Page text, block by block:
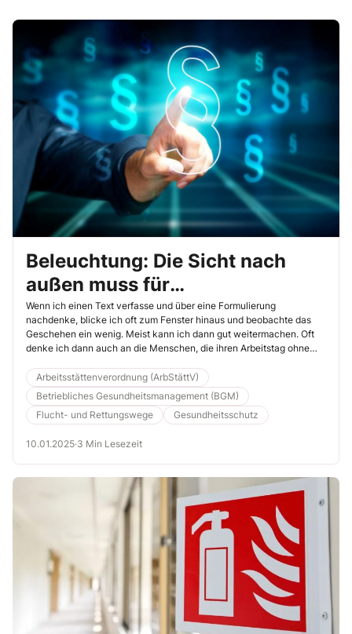
Beleuchtung: Die Sicht nach
außen muss für
Arbeitnehmende grundsätzlich
gegeben sein
Wenn ich einen Text verfasse und über eine Formulierung
nachdenke, blicke ich oft zum Fenster hinaus und beobachte das
Geschehen ein wenig. Meist kann ich dann gut weitermachen. Oft
denke ich dann auch an die Menschen, die ihren Arbeitstag ohne
müssen. Denken Sie hier nur an die vielen Einkaufszentren, die es in
Deutschland gibt. In den Geschäften finden sich oft keinerlei
Fenster. Muss eine Sicht nach außen sein? (MM)
Arbeitsstättenverordnung (ArbStättV)
Betriebliches Gesundheitsmanagement (BGM)
Flucht- und Rettungswege
Gesundheitsschutz
10.01.2025·3 Min Lesezeit